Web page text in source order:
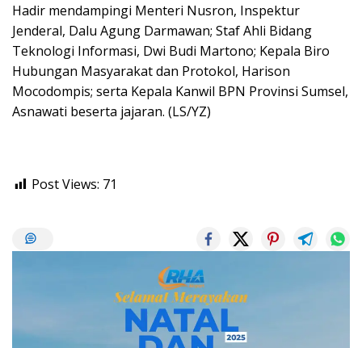
Hadir mendampingi Menteri Nusron, Inspektur
Jenderal, Dalu Agung Darmawan; Staf Ahli Bidang
Teknologi Informasi, Dwi Budi Martono; Kepala Biro
Hubungan Masyarakat dan Protokol, Harison
Mocodompis; serta Kepala Kanwil BPN Provinsi Sumsel,
Asnawati beserta jajaran. (LS/YZ)
Post Views: 71